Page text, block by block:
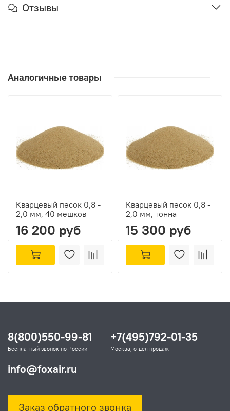
Отзывы
Аналогичные товары
Кварцевый песок 0,8 -
2,0 мм, 40 мешков
16 200 руб
Кварцевый песок 0,8 -
2,0 мм, тонна
15 300 руб
8(800)550-99-81
Бесплатный звонок по России
+7(495)792-01-35
Москва, отдел продаж
info@foxair.ru
Заказ обратного звонка